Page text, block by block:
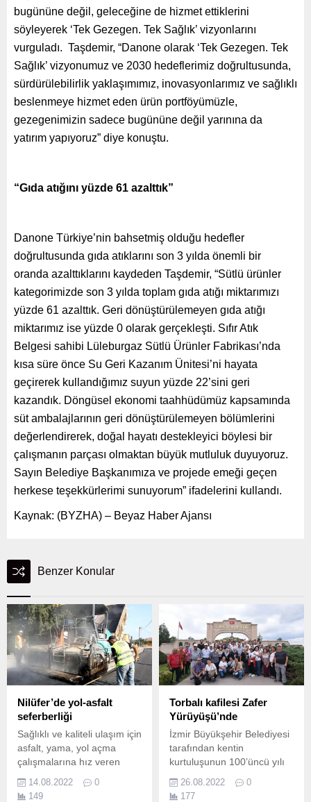
bugününe değil, geleceğine de hizmet ettiklerini
söyleyerek ‘Tek Gezegen. Tek Sağlık’ vizyonlarını
vurguladı. Taşdemir, “Danone olarak ‘Tek Gezegen. Tek
Sağlık’ vizyonumuz ve 2030 hedeflerimiz doğrultusunda,
sürdürülebilirlik yaklaşımımız, inovasyonlarımız ve sağlıklı
beslenmeye hizmet eden ürün portföyümüzle,
gezegenimizin sadece bugününe değil yarınına da
yatırım yapıyoruz” diye konuştu.
“Gıda atığını yüzde 61 azalttık”
Danone Türkiye’nin bahsetmiş olduğu hedefler
doğrultusunda gıda atıklarını son 3 yılda önemli bir
oranda azalttıklarını kaydeden Taşdemir, “Sütlü ürünler
kategorimizde son 3 yılda toplam gıda atığı miktarımızı
yüzde 61 azalttık. Geri dönüştürülemeyen gıda atığı
miktarımız ise yüzde 0 olarak gerçekleşti. Sıfır Atık
Belgesi sahibi Lüleburgaz Sütlü Ürünler Fabrikası’nda
kısa süre önce Su Geri Kazanım Ünitesi’ni hayata
geçirerek kullandığımız suyun yüzde 22’sini geri
kazandık. Döngüsel ekonomi taahhüdümüz kapsamında
süt ambalajlarının geri dönüştürülemeyen bölümlerini
değerlendirerek, doğal hayatı destekleyici böylesi bir
çalışmanın parçası olmaktan büyük mutluluk duyuyoruz.
Sayın Belediye Başkanımıza ve projede emeği geçen
herkese teşekkürlerimi sunuyorum” ifadelerini kullandı.
Kaynak: (BYZHA) – Beyaz Haber Ajansı
Benzer Konular
Nilüfer’de yol-asfalt
seferberliği
Sağlıklı ve kaliteli ulaşım için
asfalt, yama, yol açma
çalışmalarına hız veren
kilometre yol asfaltlarken,
14.08.2022
0
149
Torbalı kafilesi Zafer
Yürüyüşü’nde
İzmir Büyükşehir Belediyesi
tarafından kentin
kurtuluşunun 100’üncü yılı
ve Anma Yürüyüşü'nün
26.08.2022
0
177